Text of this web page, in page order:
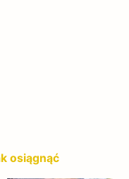
osiągnąć